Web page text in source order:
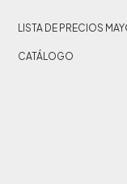
LISTA DE PRECIOS
CATÁLOGO